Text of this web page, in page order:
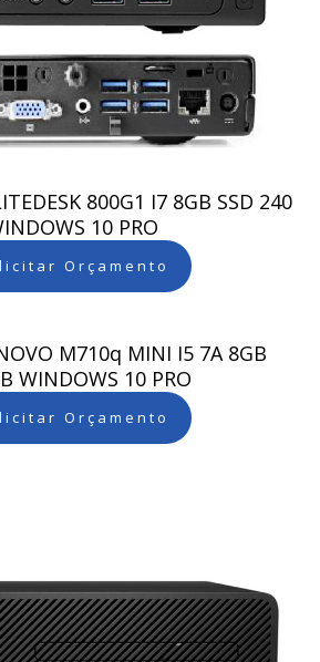
800G1 I7 8GB SSD 240
10 PRO
Orçamento
M710q MINI I5 7A 8GB
WINDOWS 10 PRO
Orçamento